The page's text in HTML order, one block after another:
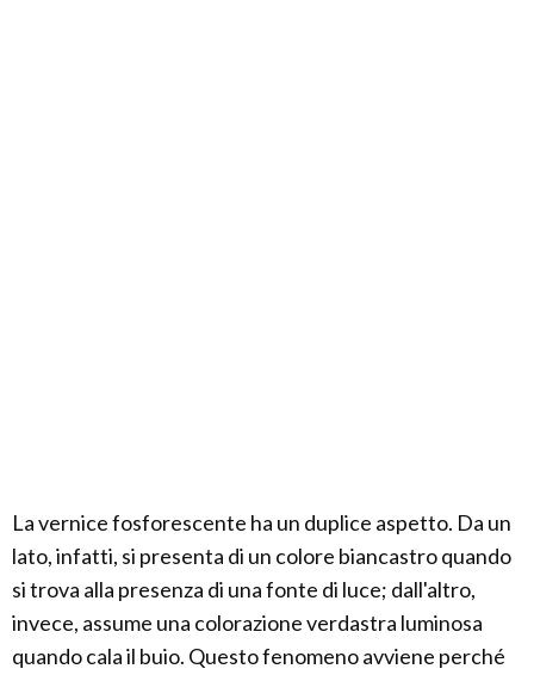
La vernice fosforescente ha un duplice aspetto. Da un
lato, infatti, si presenta di un colore biancastro quando
si trova alla presenza di una fonte di luce; dall'altro,
invece, assume una colorazione verdastra luminosa
quando cala il buio. Questo fenomeno avviene perché